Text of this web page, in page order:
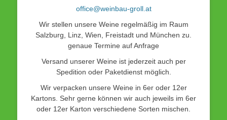
office@weinbau-groll.at
Wir stellen unsere Weine regelmäßig im Raum
Salzburg, Linz, Wien, Freistadt und München zu.
genaue Termine auf Anfrage
Versand unserer Weine ist jederzeit auch per
Spedition oder Paketdienst möglich.
Wir verpacken unsere Weine in 6er oder 12er
Kartons. Sehr gerne können wir auch jeweils im 6er
oder 12er Karton verschiedene Sorten mischen.